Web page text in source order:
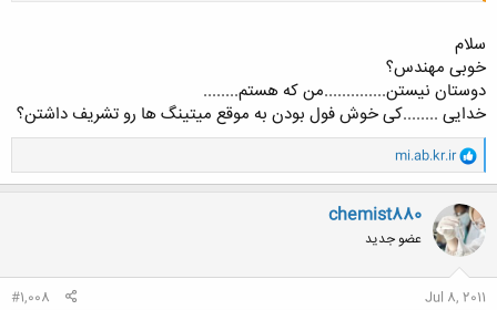
سلام
خوبی مهندس؟
دوستان نیستن..............من که هستم........
خدایی ........کی خوش فول بودن به موقع میتینگ ها رو تشریف داشتن؟
و
ا
ک
ن
ش
ه
ا
mi.ab.kr.ir
chemist880
عضو جدید
Jul 8, 2011
#1,008